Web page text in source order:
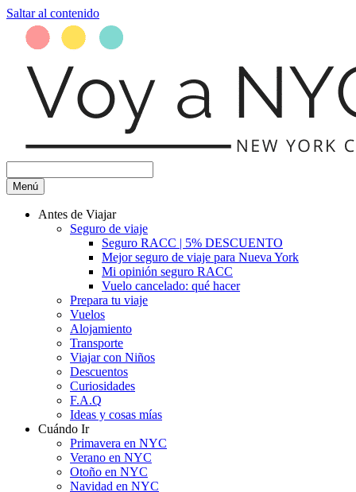
Saltar al contenido
Menú
Antes de Viajar
Seguro de viaje
Seguro RACC | 5% DESCUENTO
Mejor seguro de viaje para Nueva York
Mi opinión seguro RACC
Vuelo cancelado: qué hacer
Prepara tu viaje
Vuelos
Alojamiento
Transporte
Viajar con Niños
Descuentos
Curiosidades
F.A.Q
Ideas y cosas mías
Cuándo Ir
Primavera en NYC
Verano en NYC
Otoño en NYC
Navidad en NYC